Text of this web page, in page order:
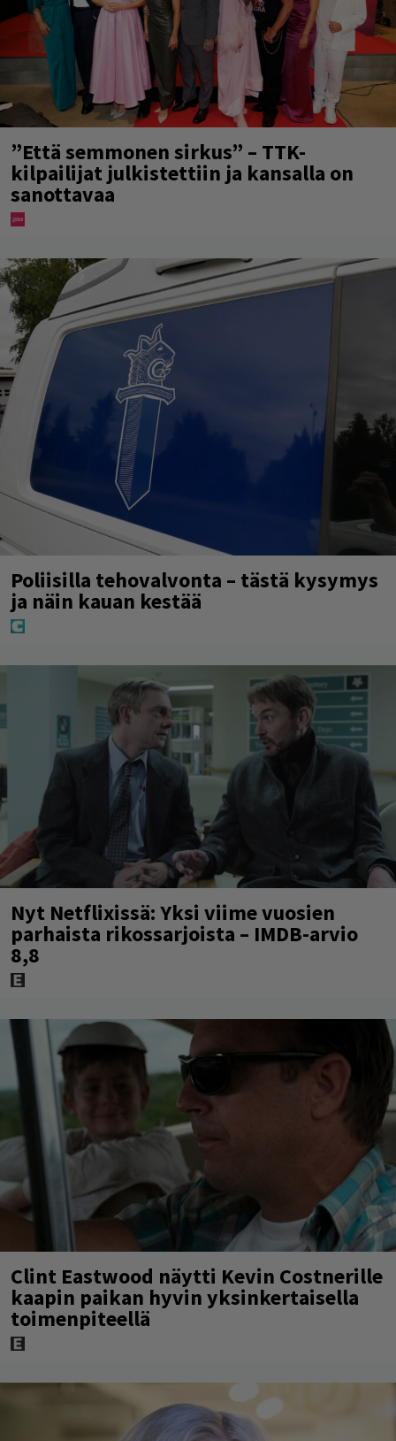
”Että semmonen sirkus” – TTK-
kilpailijat julkistettiin ja kansalla on
sanottavaa
Poliisilla tehovalvonta – tästä kysymys
ja näin kauan kestää
Nyt Netflixissä: Yksi viime vuosien
parhaista rikossarjoista – IMDB-arvio
8,8
Clint Eastwood näytti Kevin Costnerille
kaapin paikan hyvin yksinkertaisella
toimenpiteellä